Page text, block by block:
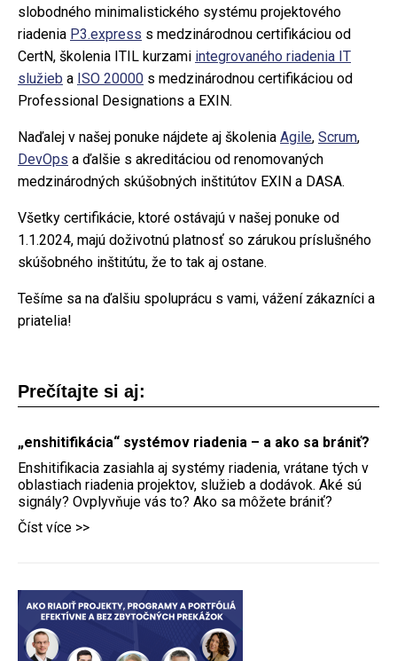
slobodného minimalistického systému projektového
riadenia P3.express s medzinárodnou certifikáciou od
CertN, školenia ITIL kurzami integrovaného riadenia IT
služieb a ISO 20000 s medzinárodnou certifikáciou od
Professional Designations a EXIN.
Naďalej v našej ponuke nájdete aj školenia Agile, Scrum,
DevOps a ďalšie s akreditáciou od renomovaných
medzinárodných skúšobných inštitútov EXIN a DASA.
Všetky certifikácie, ktoré ostávajú v našej ponuke od
1.1.2024, majú doživotnú platnosť so zárukou príslušného
skúšobného inštitútu, že to tak aj ostane.
Tešíme sa na ďalšiu spoluprácu s vami, vážení zákazníci a
priatelia!
Prečítajte si aj:
„enshitifikácia“ systémov riadenia – a ako sa brániť?
Enshitifikacia zasiahla aj systémy riadenia, vrátane tých v
oblastiach riadenia projektov, služieb a dodávok. Aké sú
signály? Ovplyvňuje vás to? Ako sa môžete brániť?
Číst více >>